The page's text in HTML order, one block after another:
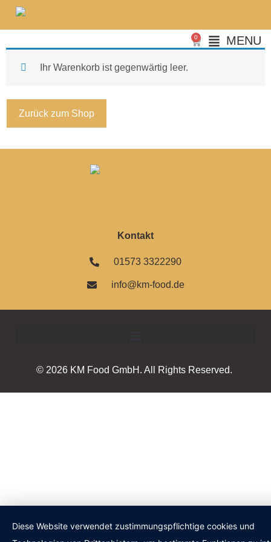
0 MENU
Ihr Warenkorb ist gegenwärtig leer.
Zurück zum Shop
Kontakt
01573 3322290
info@km-food.de
© 2026 KM Food GmbH. All Rights Reserved.
Diese Website verwendet zustimmungspflichtige cookies und